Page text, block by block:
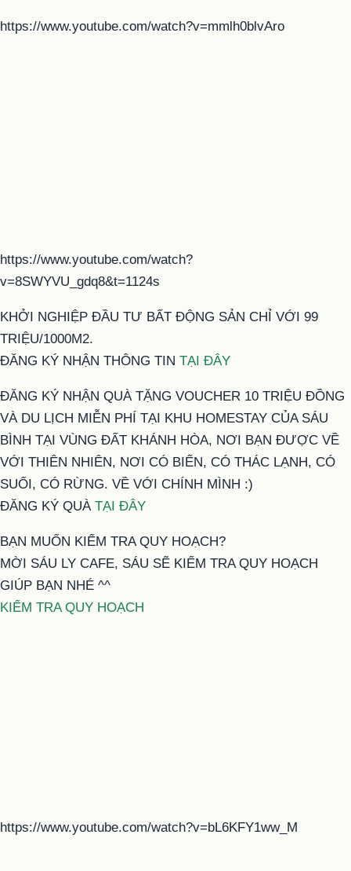
https://www.youtube.com/watch?v=mmlh0blvAro
https://www.youtube.com/watch?
v=8SWYVU_gdq8&t=1124s
KHỞI NGHIỆP ĐẦU TƯ BẤT ĐỘNG SẢN CHỈ VỚI 99
TRIỆU/1000M2.
ĐĂNG KÝ NHẬN THÔNG TIN TẠI ĐÂY
ĐĂNG KÝ NHẬN QUÀ TẶNG VOUCHER 10 TRIỆU ĐỒNG
VÀ DU LỊCH MIỄN PHÍ TẠI KHU HOMESTAY CỦA SÁU
BÌNH TẠI VÙNG ĐẤT KHÁNH HÒA, NƠI BẠN ĐƯỢC VỀ
VỚI THIÊN NHIÊN, NƠI CÓ BIỂN, CÓ THÁC LẠNH, CÓ
SUỐI, CÓ RỪNG. VỀ VỚI CHÍNH MÌNH :)
ĐĂNG KÝ QUÀ TẠI ĐÂY
BẠN MUỐN KIỂM TRA QUY HOẠCH?
MỜI SÁU LY CAFE, SÁU SẼ KIỂM TRA QUY HOẠCH
GIÚP BẠN NHÉ ^^
KIỂM TRA QUY HOẠCH
https://www.youtube.com/watch?v=bL6KFY1ww_M